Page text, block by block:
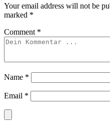
Your email address will not be
marked *
Comment *
Name *
Email *